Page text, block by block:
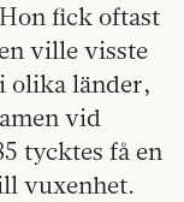
fick oftast
ville visste
olika länder,
vid
tycktes få en
vuxenhet.